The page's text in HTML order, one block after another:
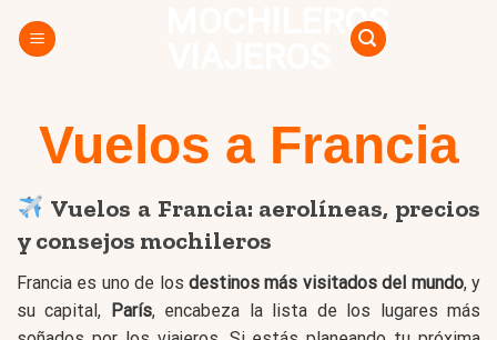
MOCHILEROS
Vuelos a Francia
Vuelos a Francia: aerolíneas, precios
y consejos mochileros
Francia es uno de los destinos más visitados del mundo, y
su capital,
París, encabeza la lista de los lugares más